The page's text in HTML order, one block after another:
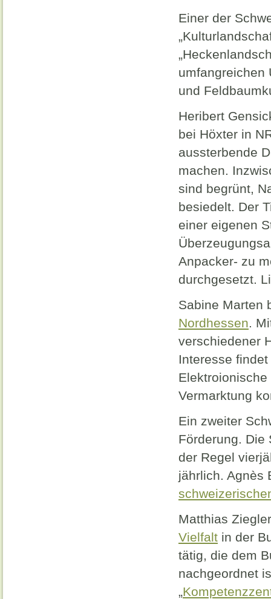
Einer der
umfangreichen
und
Heribert
bei Höxter in
aussterbende
machen.
sind begrünt,
besiedelt. Der
einer eigenen
Anpacker- zu
durchgesetzt.
Sabine Marten
Nordhessen.
verschiedener
Interesse
Vermarktung
Ein zweiter
Förderung. Die
der Regel
jährlich. Agnès
Matthias
Vielfalt in der
tätig, die dem
nachgeordnet
„